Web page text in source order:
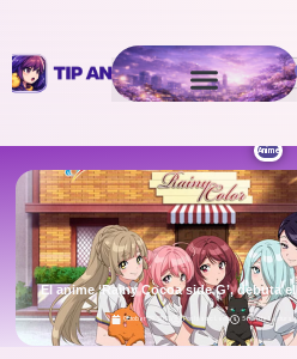
Anime
El anime ‘Rainy Cocoa side G’, debuta
October 29, 2020 Por Isaac León 5 min de Lectura .